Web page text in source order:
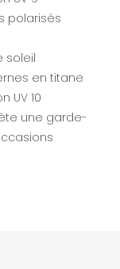
polarisés
une garde-